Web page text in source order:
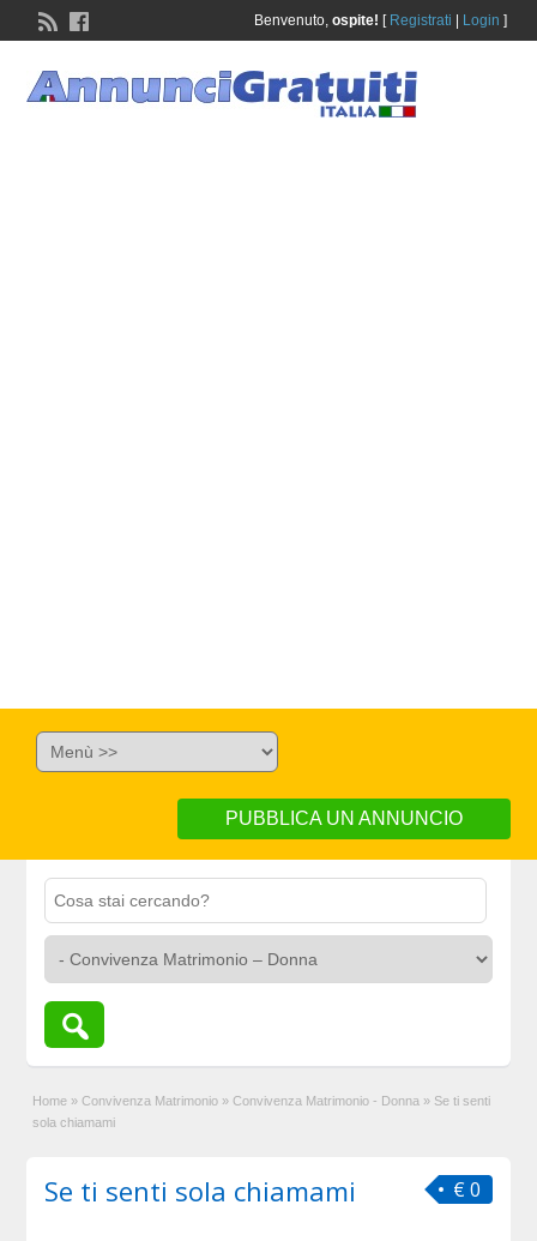
Benvenuto, ospite! [ Registrati Login ]
PUBBLICA UN ANNUNCIO
Home » Convivenza Matrimonio » Convivenza Matrimonio - Donna » Se ti senti
sola chiamami
€ 0
Se ti senti sola chiamami